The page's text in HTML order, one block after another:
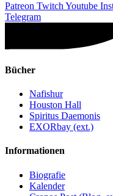
Patreon TwitchYoutube
Telegram
Bücher
Nafishur
Houston Hall
Spiritus Daemonis
EXORbay (ext.)
Informationen
Biografie
Kalender